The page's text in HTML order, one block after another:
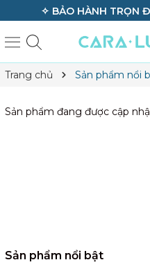
✧ BẢO HÀNH TRỌN
Trang chủ Sản phẩm nổi
Sản phẩm đang được cập
Sản phẩm nổi bật